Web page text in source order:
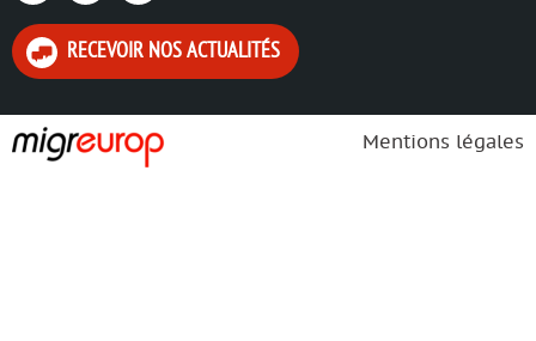
RECEVOIR NOS ACTUALITÉS
Mentions légales